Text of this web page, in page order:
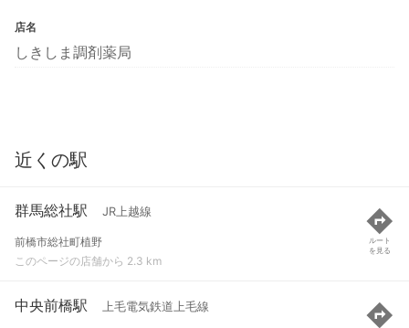
店名
しきしま調剤薬局
近くの駅
群馬総社駅 JR上越線
前橋市総社町植野
このページの店舗から 2.3 km
ルート
を見る
中央前橋駅 上毛電気鉄道上毛線